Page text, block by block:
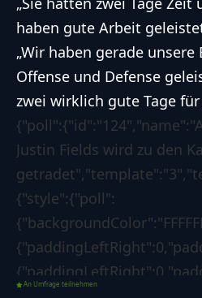
haben gute Arbeit
„Wir haben gerade
Offense und Defense
zwei wirklich gute Tage für
Justin Fields wird zu den
{"style":{"poll":
An Umfrage teilnehmen